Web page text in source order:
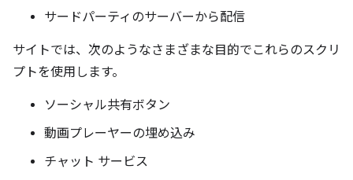
サードパーティのサーバーから配信
サイトでは、次のようなさまざまな目的でこれらのスクリ
プトを使用します。
ソーシャル共有ボタン
動画プレーヤーの埋め込み
チャット サービス